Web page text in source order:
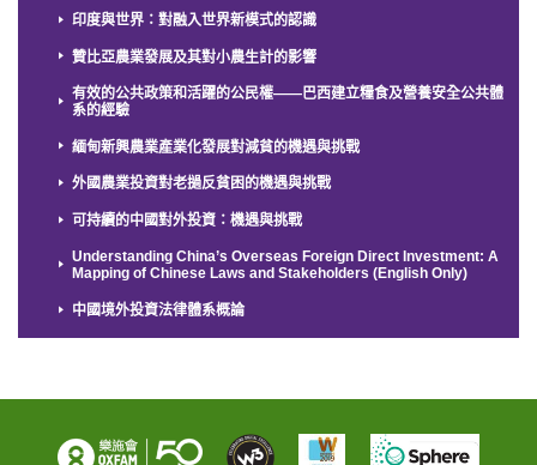
印度與世界：對融入世界新模式的認識
贊比亞農業發展及其對小農生計的影響
有效的公共政策和活躍的公民權——巴西建立糧食及營養安全公共體
系的經驗
緬甸新興農業產業化發展對減貧的機遇與挑戰
外國農業投資對老撾反貧困的機遇與挑戰
可持續的中國對外投資：機遇與挑戰
Understanding China’s Overseas Foreign Direct Investment: A
Mapping of Chinese Laws and Stakeholders (English Only)
中國境外投資法律體系概論